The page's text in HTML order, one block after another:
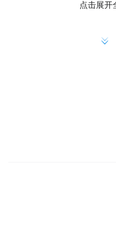
风掠过层层山野，大
点击展开